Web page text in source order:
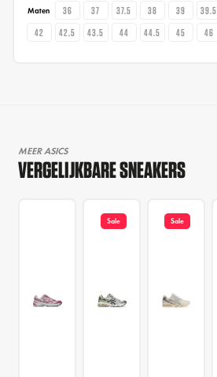
Maten 36 37 37.5 38 39 39.5
42
42.5 43.5 44 44.5 45 46
MEER ASICS
VERGELIJKBARE SNEAKERS
Sale Sale